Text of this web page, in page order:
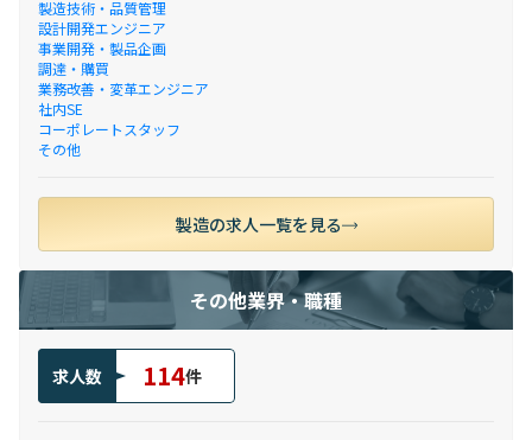
製造技術・品質管理
設計開発エンジニア
事業開発・製品企画
調達・購買
業務改善・変革エンジニア
社内SE
コーポレートスタッフ
その他
製造の求人一覧を見る
その他業界・職種
求人数 114件